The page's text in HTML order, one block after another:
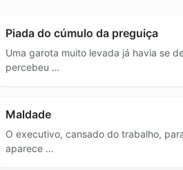
Piada do cúmulo da preguiça
Uma garota muito levada já havia se
percebeu …
Maldade
O executivo, cansado do trabalho,
aparece …